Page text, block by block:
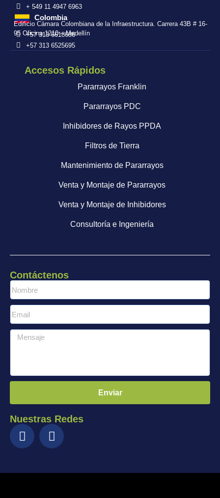
+ 549 11 4947 6963
Colombia
Edificio Cámara Colombiana de la Infraestructura. Carrera 43B # 16-
95 Oficina 1210 – Medellín
+57 313 6618686
+57 313 6525695
Accesos Rápidos
Pararrayos Franklin
Pararrayos PDC
Inhibidores de Rayos PPDA
Filtros de Tierra
Mantenimiento de Pararrayos
Venta y Montaje de Pararrayos
Venta y Montaje de Inhibidores
Consultoría e Ingeniería
Contáctenos
Enviar
Nuestras Redes